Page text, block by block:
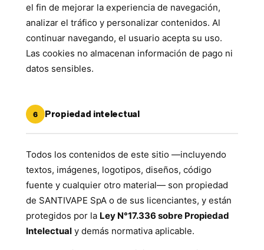
el fin de mejorar la experiencia de navegación,
analizar el tráfico y personalizar contenidos. Al
continuar navegando, el usuario acepta su uso.
Las cookies no almacenan información de pago ni
datos sensibles.
6 Propiedad intelectual
Todos los contenidos de este sitio —incluyendo
textos, imágenes, logotipos, diseños, código
fuente y cualquier otro material— son propiedad
de SANTIVAPE SpA o de sus licenciantes, y están
protegidos por la Ley N°17.336 sobre Propiedad
Intelectual y demás normativa aplicable.